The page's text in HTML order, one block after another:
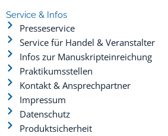
Service & Infos
Presseservice
Service für Handel & Veranstalter
Infos zur Manuskripteinreichung
Praktikumsstellen
Kontakt & Ansprechpartner
Impressum
Datenschutz
Produktsicherheit